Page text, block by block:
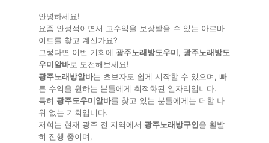
안녕하세요!
요즘 안정적이면서 고수익을 보장받을 수 있는 아르바
이트를 찾고 계신가요?
그렇다면 이번 기회에 광주노래방도우미, 광주노래방도
우미알바로 도전해보세요!
광주노래방알바는 초보자도 쉽게 시작할 수 있으며, 빠
른 수익을 원하는 분들에게 최적화된 일자리입니다.
특히 광주도우미알바를 찾고 있는 분들에게는 더할 나
위 없는 기회입니다.
저희는 현재 광주 전 지역에서 광주노래방구인을 활발
히 진행 중이며,